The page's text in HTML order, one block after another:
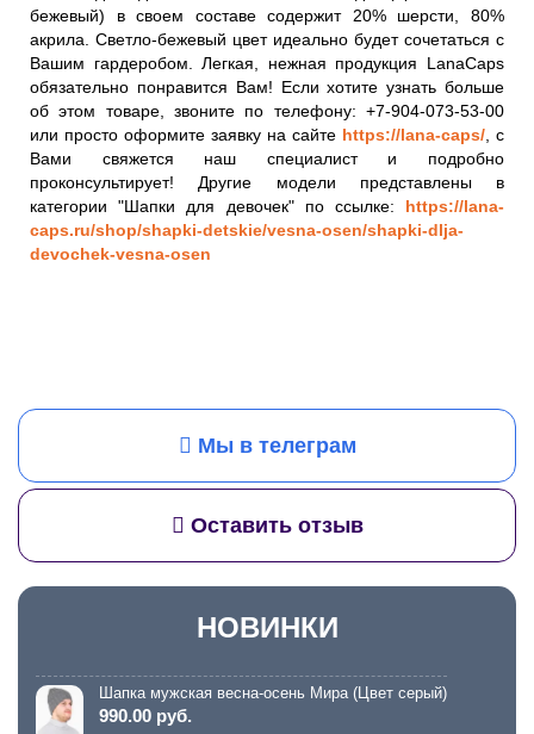
бежевый) в своем составе содержит 20% шерсти, 80%
акрила. Светло-бежевый цвет идеально будет сочетаться с
Вашим гардеробом. Легкая, нежная продукция LanaCaps
обязательно понравится Вам! Если хотите узнать больше
об этом товаре, звоните по телефону: +7-904-073-53-00
или просто оформите заявку на сайте https://lana-caps/ , с
Вами свяжется наш специалист и подробно
проконсультирует! Другие модели представлены в
категории "Шапки для девочек" по ссылке: https://lana-
caps.ru/shop/shapki-detskie/vesna-osen/shapki-dlja-
devochek-vesna-osen
Мы в телеграм
Оставить отзыв
НОВИНКИ
Шапка мужская весна-осень Мира (Цвет серый)
990.00 руб.